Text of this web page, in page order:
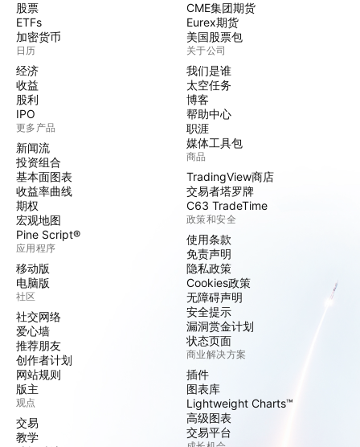
股票
ETFs
加密货币
日历
经济
收益
股利
IPO
更多产品
新闻流
投资组合
基本面图表
收益率曲线
期权
宏观地图
Pine Script®
应用程序
移动版
电脑版
社区
社交网络
爱心墙
推荐朋友
创作者计划
网站规则
版主
观点
交易
教学
CME集团期货
Eurex期货
美国股票包
关于公司
我们是谁
太空任务
博客
帮助中心
职涯
媒体工具包
商品
TradingView商店
交易者塔罗牌
C63 TradeTime
政策和安全
使用条款
免责声明
隐私政策
Cookies政策
无障碍声明
安全提示
漏洞赏金计划
状态页面
商业解决方案
插件
图表库
Lightweight Charts™
高级图表
交易平台